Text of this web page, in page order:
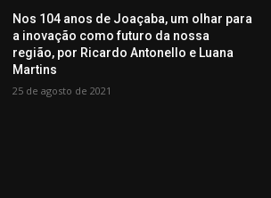
Nos 104 anos de Joaçaba, um olhar para
a inovação como futuro da nossa
região, por Ricardo Antonello e Luana
Martins
25 de agosto de 2021